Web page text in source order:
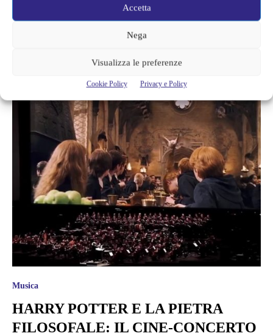
Accetta
Nega
Visualizza le preferenze
Cookie Policy Privacy e Policy
date sold out a Roma, anche i Potterhead milanesi potranno ascoltare
un'orchestra sinfonica che suonerà dal vivo (e per tutta la durata del
capitolo di una delle saghe più amate nella storia del cinema! Oltre 80
Musica
HARRY POTTER E LA PIETRA
FILOSOFALE: IL CINE-CONCERTO